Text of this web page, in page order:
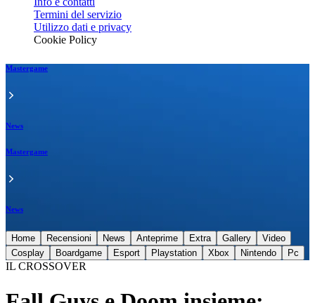
Termini del servizio
Utilizzo dati e privacy
Cookie Policy
Mastergame
News
Mastergame
News
Home Recensioni News Anteprime Extra Gallery
Video
Cosplay
Boardgame Esport Playstation Xbox Nintendo Pc
IL CROSSOVER